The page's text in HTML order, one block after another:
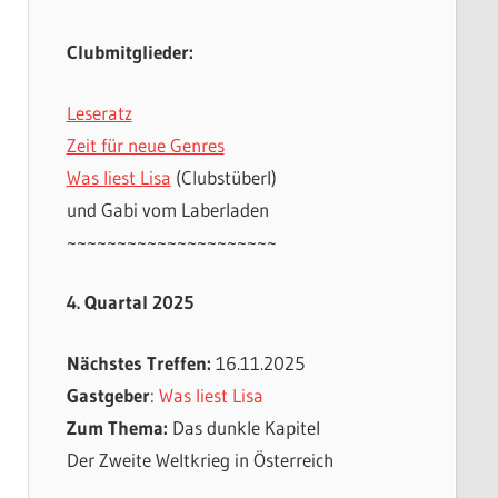
Clubmitglieder:
Leseratz
Zeit für neue Genres
Was liest Lisa (Clubstüberl)
und Gabi vom Laberladen
~~~~~~~~~~~~~~~~~~~~~
4. Quartal 2025
Nächstes Treffen: 16.11.2025
Gastgeber: Was liest Lisa
Zum Thema: Das dunkle Kapitel
Der Zweite Weltkrieg in Österreich